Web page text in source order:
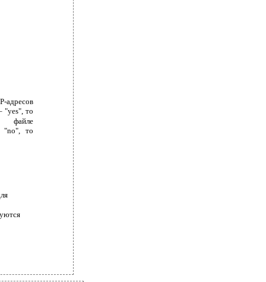
адресов
"yes", то
файле
"no", то